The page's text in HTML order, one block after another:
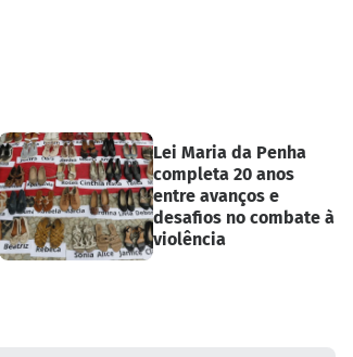
Lei Maria da Penha
completa 20 anos
entre avanços e
desafios no combate à
violência